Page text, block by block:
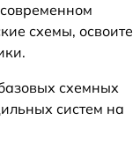
схемы, освоите
схемных
систем на